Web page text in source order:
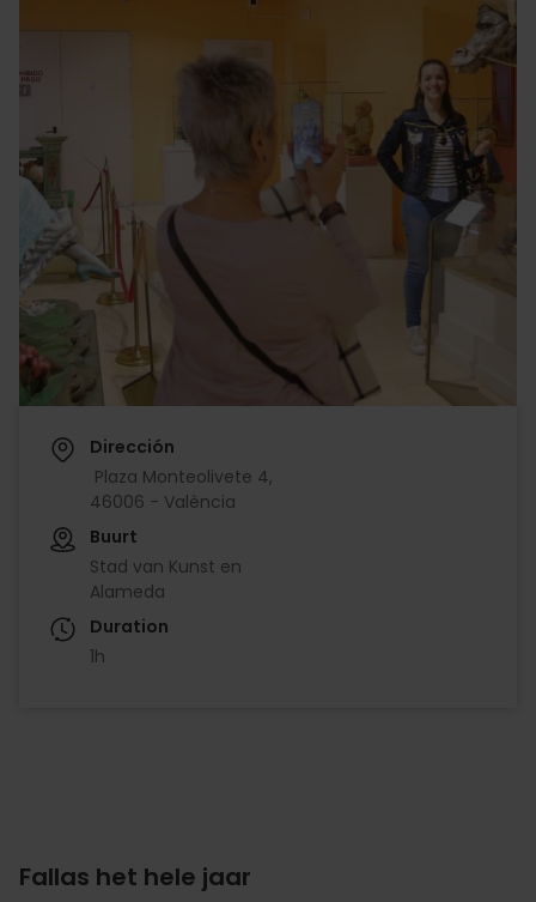
Dirección
Plaza Monteolivete 4,
46006 - València
Buurt
Stad van Kunst en
Alameda
Duration
1h
Fallas het hele jaar